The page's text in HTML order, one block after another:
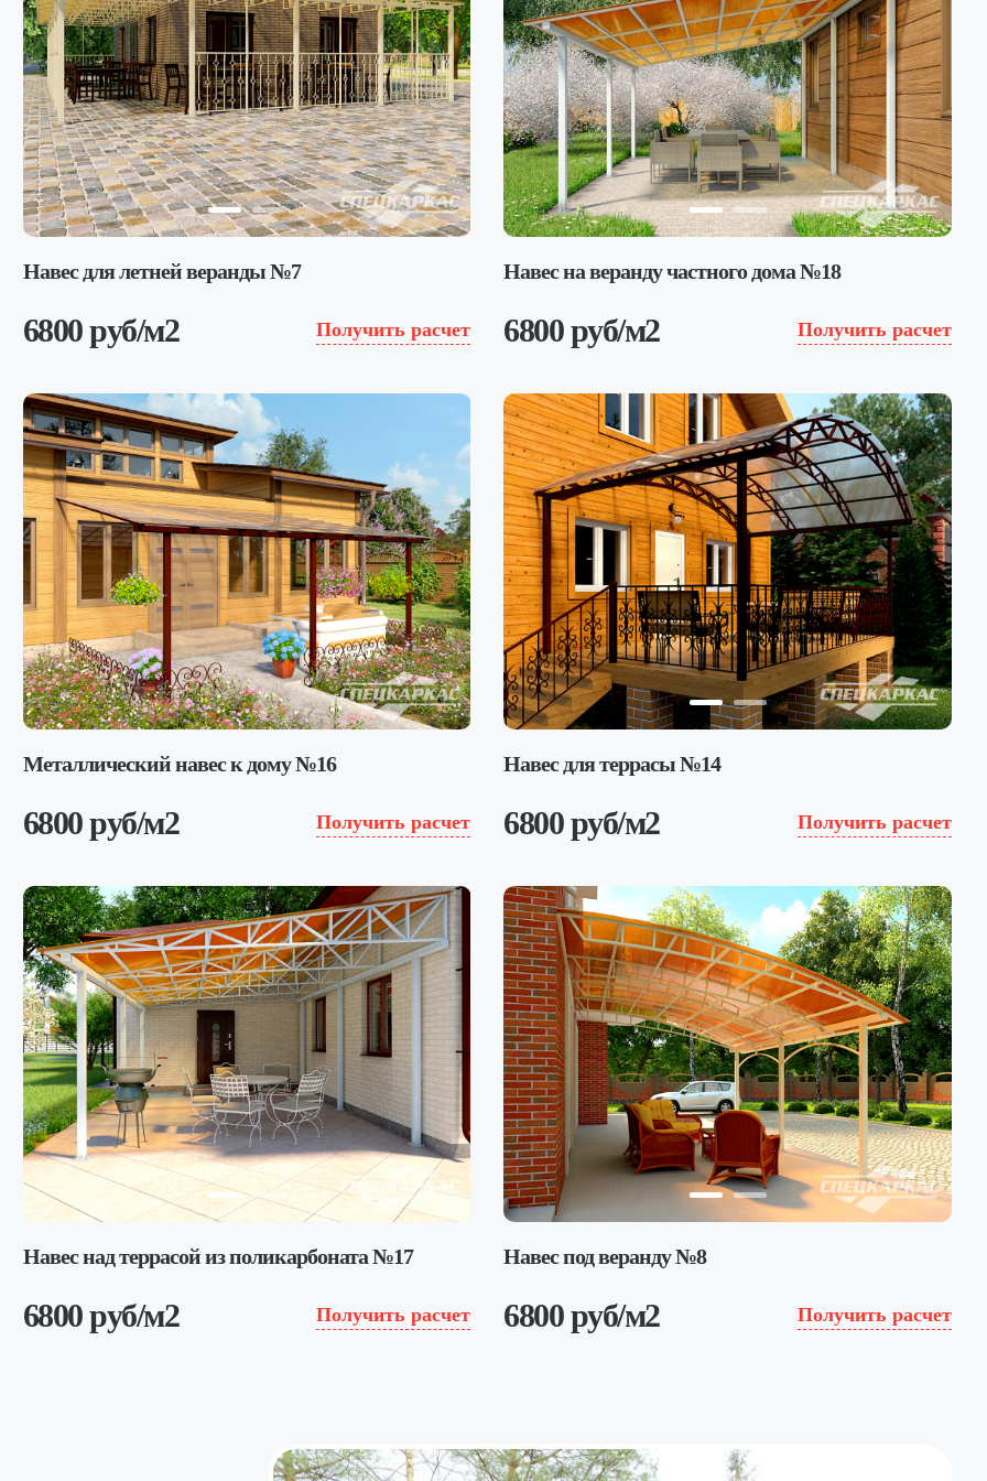
Навес для летней веранды №7
6800 руб/м2 Получить расчет
Навес на веранду частного дома №18
6800 руб/м2 Получить расчет
Металлический навес к дому №16
6800 руб/м2 Получить расчет
Навес для террасы №14
6800 руб/м2 Получить расчет
Навес над террасой из поликарбоната №17
6800 руб/м2 Получить расчет
Навес под веранду №8
6800 руб/м2 Получить расчет